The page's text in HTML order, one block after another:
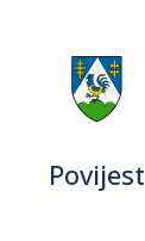
Povijest